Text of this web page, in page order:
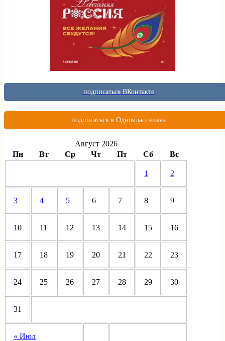
подписаться ВКонтакте
подписаться в Одноклассниках
Август 2026
Пн
Вт Ср Чт Пт Сб Вс
« Июл
1 2
3 4 5 6 7 8 9
10 11 12 13 14 15 16
17 18 19 20 21 22 23
24 25 26 27 28 29 30
31